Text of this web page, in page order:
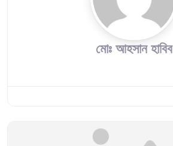
মোঃ আহসান হাবিব